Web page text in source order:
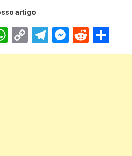
artigo
WhatsApp
Copy
Link
TelegramReddit